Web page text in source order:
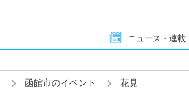
ニュース・連載
函館市のイベント 花見